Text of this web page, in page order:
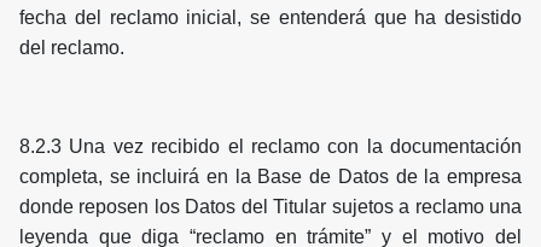
fecha del reclamo inicial, se entenderá que ha desistido
del reclamo.
8.2.3 Una vez recibido el reclamo con la documentación
completa, se incluirá en la Base de Datos de la empresa
donde reposen los Datos del Titular sujetos a reclamo una
leyenda que diga “reclamo en trámite” y el motivo del